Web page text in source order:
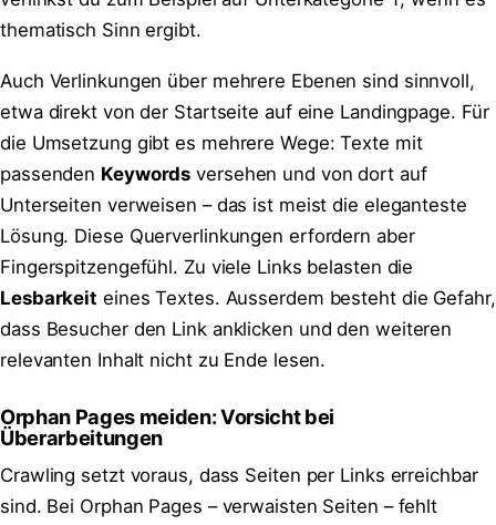
thematisch Sinn ergibt.
Auch Verlinkungen über mehrere Ebenen sind sinnvoll,
etwa direkt von der Startseite auf eine Landingpage. Für
die Umsetzung gibt es mehrere Wege: Texte mit
passenden Keywords versehen und von dort auf
Unterseiten verweisen – das ist meist die eleganteste
Lösung. Diese Querverlinkungen erfordern aber
Fingerspitzengefühl. Zu viele Links belasten die
Lesbarkeit eines Textes. Ausserdem besteht die Gefahr,
dass Besucher den Link anklicken und den weiteren
relevanten Inhalt nicht zu Ende lesen.
Orphan Pages meiden: Vorsicht bei
Überarbeitungen
Crawling setzt voraus, dass Seiten per Links erreichbar
sind. Bei Orphan Pages – verwaisten Seiten – fehlt